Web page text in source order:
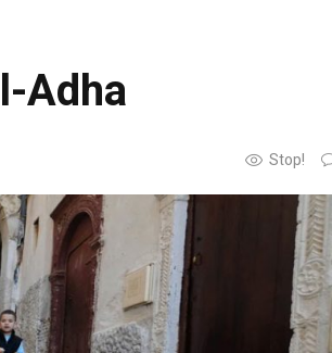
Adha
Stop!